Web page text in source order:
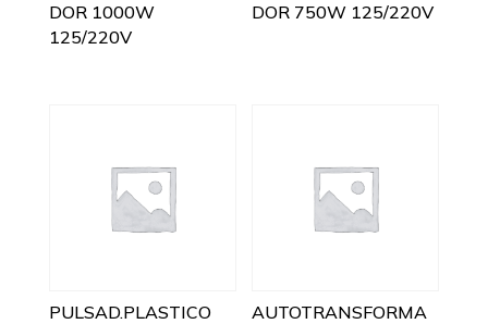
DOR 1000W
125/220V
DOR 750W 125/220V
PULSAD.PLASTICO
AUTOTRANSFORMA